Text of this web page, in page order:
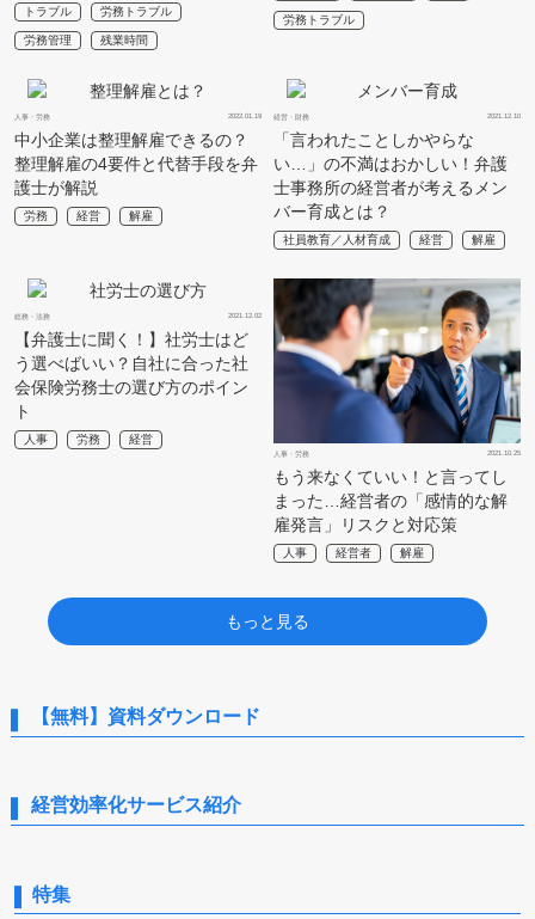
トラブル 労務トラブル
労務管理 残業時間
労務トラブル
人事・労務 2022.01.19
中小企業は整理解雇できるの？
整理解雇の4要件と代替手段を弁
護士が解説
労務 経営 解雇
経営・財務 2021.12.10
「言われたことしかやらな
い…」の不満はおかしい！弁護
士事務所の経営者が考えるメン
バー育成とは？
社員教育／人材育成 経営 解雇
総務・法務 2021.12.02
【弁護士に聞く！】社労士はど
う選べばいい？自社に合った社
会保険労務士の選び方のポイン
ト
人事 労務 経営
人事・労務 2021.10.25
もう来なくていい！と言ってし
まった…経営者の「感情的な解
雇発言」リスクと対応策
人事 経営者 解雇
もっと見る
【無料】資料ダウンロード
経営効率化サービス紹介
特集